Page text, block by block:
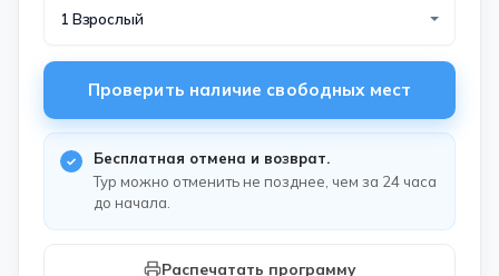
1 Взрослый
Проверить наличие свободных мест
Бесплатная отмена и возврат.
Тур можно отменить не позднее, чем за 24 часа
до начала.
Распечатать программу